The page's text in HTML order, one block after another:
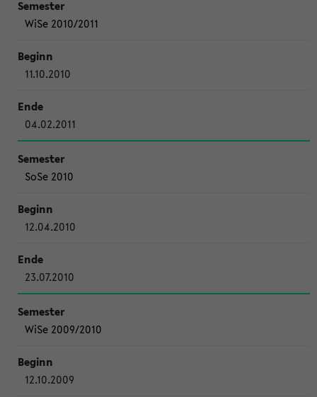
WiSe 2010/2011
11.10.2010
04.02.2011
SoSe 2010
12.04.2010
23.07.2010
WiSe 2009/2010
12.10.2009